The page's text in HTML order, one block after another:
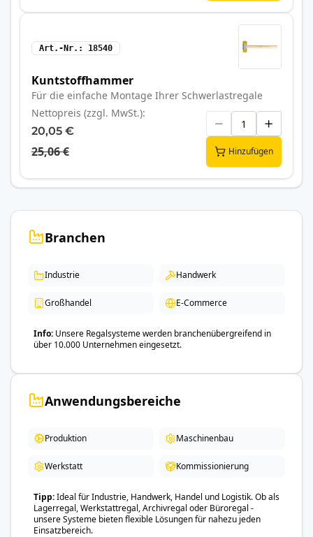
Art.-Nr. 18540
Kuntstoffhammer
Für die einfache Montage Ihrer Schwerlastregale
Nettopreis (zzgl. MwSt.)
20,05 €
25,06 € Hinzufügen
Branchen
Industrie Handwerk
Großhandel E-Commerce
Info Unsere Regalsysteme werden branchenübergreifend in
über 10.000 Unternehmen eingesetzt.
Anwendungsbereiche
Produktion Maschinenbau
Werkstatt Kommissionierung
Tipp Ideal für Industrie, Handwerk, Handel und Logistik. Ob als
Lagerregal, Werkstattregal, Archivregal oder Büroregal -
unsere Systeme bieten flexible Lösungen für nahezu jeden
Einsatzbereich.